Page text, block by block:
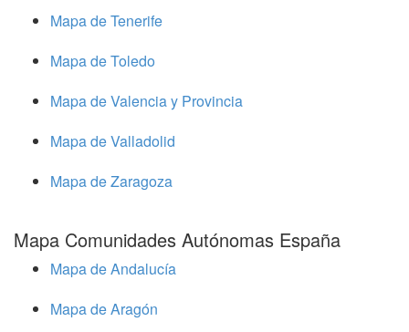
Mapa de Tenerife
Mapa de Toledo
Mapa de Valencia y Provincia
Mapa de Valladolid
Mapa de Zaragoza
Mapa Comunidades Autónomas España
Mapa de Andalucía
Mapa de Aragón